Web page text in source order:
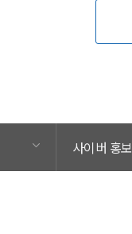
사이버 홍보